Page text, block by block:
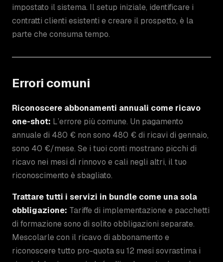
impostato il sistema. Il setup iniziale, identificare i
contratti clienti esistenti e creare il prospetto, è la
parte che consuma tempo.
Errori comuni
Riconoscere abbonamenti annuali come ricavo
one-shot: L’errore più comune. Un pagamento
annuale di 480 € non sono 480 € di ricavi di gennaio,
sono 40 €/mese. Se i tuoi conti mostrano picchi di
ricavo nei mesi di rinnovo e cali negli altri, il tuo
riconoscimento è sbagliato.
Trattare tutti i servizi in bundle come una sola
obbligazione: Tariffe di implementazione e pacchetti
di formazione sono di solito obbligazioni separate.
Mescolarle con il ricavo di abbonamento e
riconoscere tutto pro-quota su 12 mesi sovrastima i